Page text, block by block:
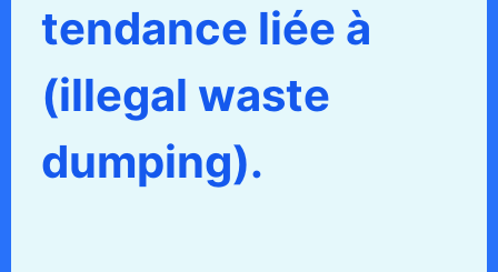
tendance liée à
(illegal waste
dumping).